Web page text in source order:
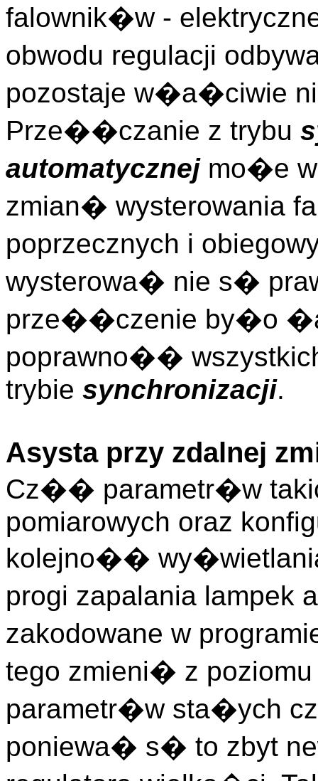
falownik�w -
obwodu regulacji
pozostaje w�a�ciwie
Prze��czanie z trybu
automatycznejmo�e
zmian� wysterowania
poprzecznych i
wysterowa� nie s�
prze��czenie by�o
poprawno��
trybie synchronizacji.
Asysta przy zdalnej
Cz�� parametr�w
pomiarowych oraz
kolejno��
progi zapalania lampek
zakodowane w
tego zmieni� z
parametr�w sta�ych
poniewa� s� to zbyt